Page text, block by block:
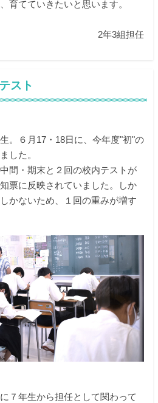
育てていきたいと思います。
2年3組担任
スト
。６月17・18日に、今年度"初"の
した。
間・期末と２回の校内テストが
票に反映されていました。しか
かないため、１回の重みが増す
７年生から担任として関わって